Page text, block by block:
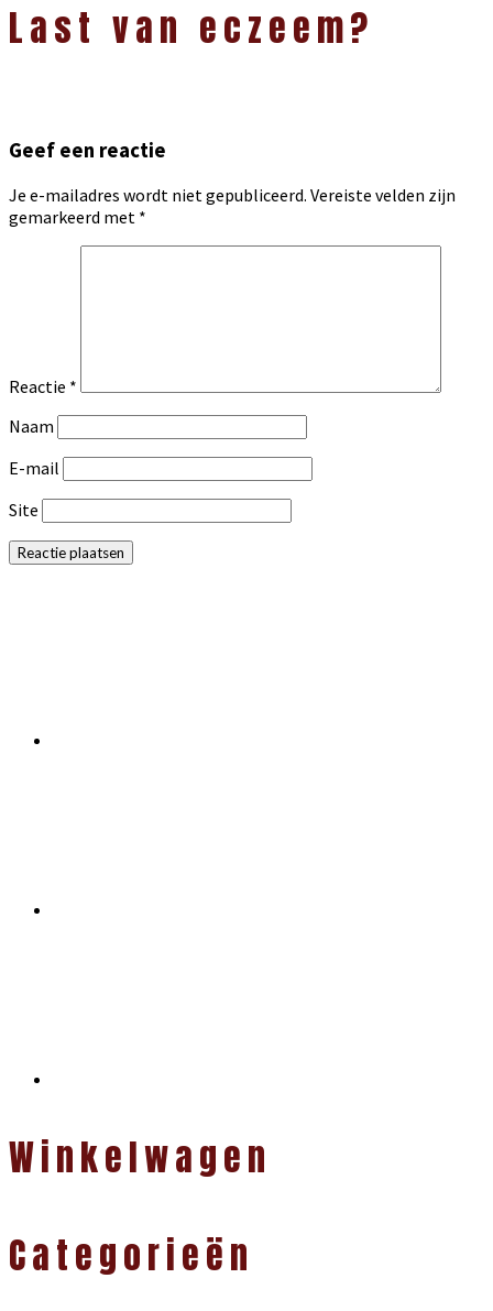
Interacties
Last van eczeem?
Geef een reactie
Je e-mailadres wordt niet gepubliceerd. Vereiste velden zijn
gemarkeerd met *
Reactie *
Naam
E-mail
Site
Winkelwagen
Categorieën